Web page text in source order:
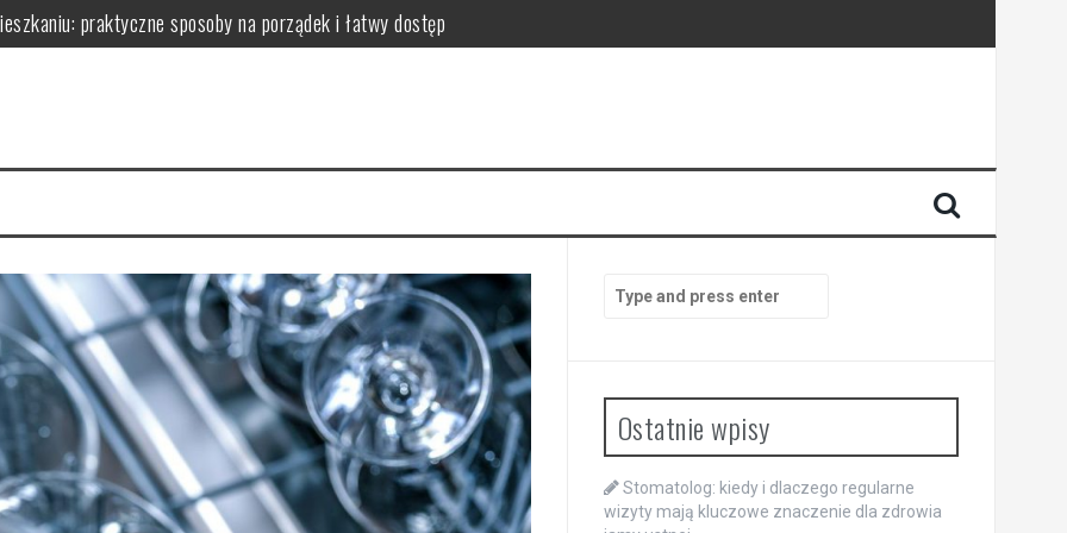
praktyczne sposoby na porządek i łatwy dostęp
wybrać i zamontować funkcjonalną przegrodę ze szkła hartowanego
dodają przestrzeni, a kiedy mogą przeszkadzać?
– praktyczne porady wyboru, montażu i aranżacji przestrzeni
for:
Ostatnie wpisy
Stomatolog: kiedy i dlaczego regularne
wizyty mają kluczowe znaczenie dla zdrowia